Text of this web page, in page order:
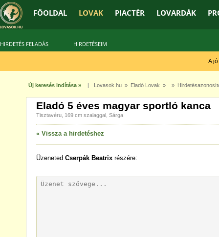
FŐOLDAL LOVAK PIACTÉR LOVARDÁK
HIRDETÉS FELADÁS HIRDETÉSEIM
A jó
Új keresés indítása » | Lovasok.hu» Eladó Lovak » »
Eladó 5 éves magyar sportló kanca
Tisztavéru, 169 cm szalaggal, Sárga
« Vissza a hirdetéshez
Üzeneted Cserpák Beatrixrészére: